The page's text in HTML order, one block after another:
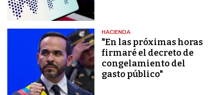
HACIENDA
"En las próximas horas
firmaré el decreto de
congelamiento del
gasto público"